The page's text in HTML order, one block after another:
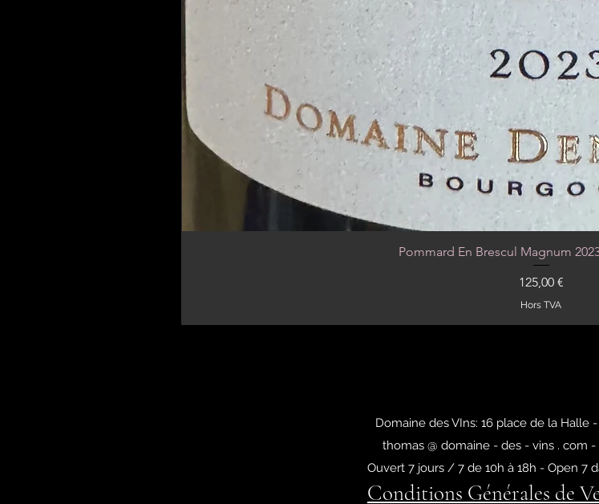
Aperçu rapide
Pommard En Brescul Magnum
Prix
125,00 €
Hors TVA
Domaine des VIns: 16 place de la Halle
thomas @ domaine - des - vins . com -
Ouvert 7 jours / 7 de 10h à 18h - Open 7
Conditions Générales de